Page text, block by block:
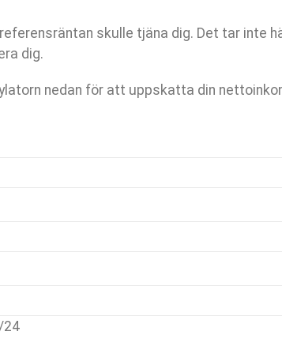
skulle tjäna dig. Det tar inte
dig.
nedan för att uppskatta din
24